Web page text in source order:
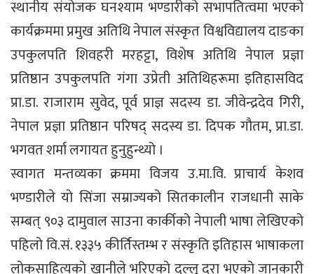
स्थानीय संयोजक घनश्याम भण्डारीको सभापतित्वमा भएको
कार्यक्रममा प्रमुख अतिथि नेपाल संस्कृत विश्वविद्यालय दाङका
उपकुलपति शिवहरी मरहट्टा, विशेष अतिथि नेपाल प्रज्ञा
प्रतिष्ठान उपकुलपति गंगा उप्रेती अतिथिहरूमा इतिहासविद
प्रा.डा. राजाराम सुवेद, पूर्व प्राज्ञ सदस्य डा. जीवेन्द्रदेव गिरी,
नेपाल प्रज्ञा प्रतिष्ठान परिषद् सदस्य डा. दिपक गौतम, प्रा.डा.
भगवत शर्मा लगायत हुनुहुन्थ्यो ।
स्वागत मन्तव्यका क्रममा विजय उ.मा.वि. प्राचार्य केशव
भण्डारीले यो सिंजा सम्राज्यको सितकालीन राजधानी साके
सम्बत् ९०३ दामुवाल साउना कार्कीको नेपाली भाषा लेखिएको
पहिलो वि.सं. १३३५ कीर्तिस्तम्भ र संस्कृति इतिहास भाषाकला
लोकसाहित्यको खानीले भरिएको दुल्लू दरा भएको जानकारी